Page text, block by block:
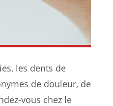
les dents de
de douleur, de
vous chez le